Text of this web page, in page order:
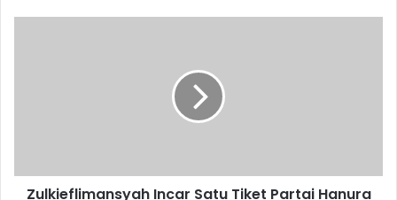
Zulkieflimansyah Incar Satu Tiket Partai Hanura